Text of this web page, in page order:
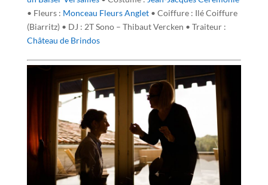
• Fleurs : Monceau Fleurs Anglet• Coiffure : Ilé Coiffure
(Biarritz) • DJ : 2T Sono – Thibaut Vercken • Traiteur :
Château de Brindos